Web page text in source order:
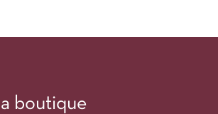
boutique